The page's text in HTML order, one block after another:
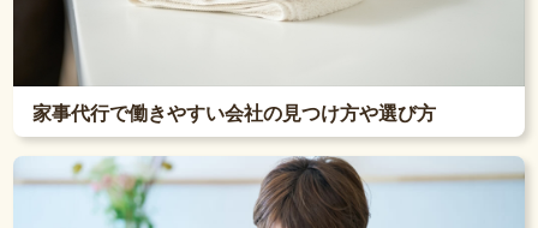
家事代行で働きやすい会社の見つけ方や選び方